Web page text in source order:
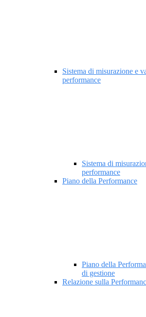
Sistema di misurazione e
performance
Sistema di
performance
Piano della Performance
Piano della
di gestione
Relazione sulla